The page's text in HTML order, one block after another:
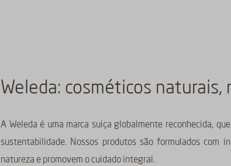
Weleda: cosméticos
A Weleda é uma marca suiça globalmente reconhecida,
sustentabilidade. Nossos produtos são formulados com
natureza e promovem o cuidado integral.